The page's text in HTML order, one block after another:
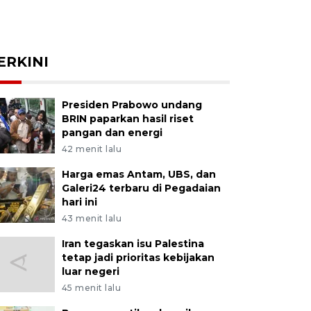
Presiden Prabowo undang
BRIN paparkan hasil riset
pangan dan energi
42 menit lalu
Harga emas Antam, UBS, dan
Galeri24 terbaru di Pegadaian
hari ini
43 menit lalu
Iran tegaskan isu Palestina
tetap jadi prioritas kebijakan
luar negeri
45 menit lalu